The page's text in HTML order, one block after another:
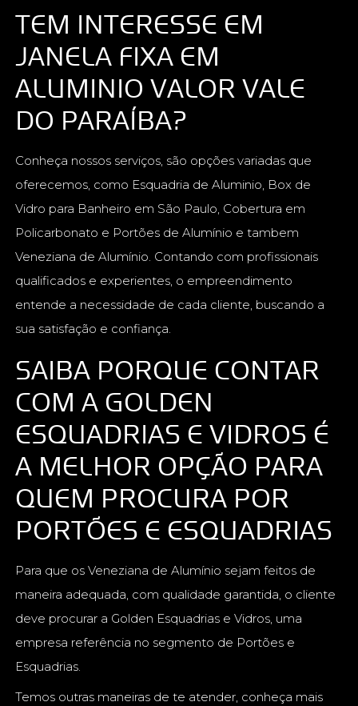
TEM INTERESSE EM
JANELA FIXA EM
ALUMINIO VALOR VALE
DO PARAÍBA?
Conheça nossos serviços, são opções variadas que
oferecemos, como Esquadria de Aluminio, Box de
Vidro para Banheiro em São Paulo, Cobertura em
Policarbonato e Portões de Alumínio e tambem
Veneziana de Alumínio. Contando com profissionais
qualificados e experientes, o empreendimento
entende a necessidade de cada cliente, buscando a
sua satisfação e confiança.
SAIBA PORQUE CONTAR
COM A GOLDEN
ESQUADRIAS E VIDROS É
A MELHOR OPÇÃO PARA
QUEM PROCURA POR
PORTÕES E ESQUADRIAS
Para que os Veneziana de Alumínio sejam feitos de
maneira adequada, com qualidade garantida, o cliente
deve procurar a Golden Esquadrias e Vidros, uma
empresa referência no segmento de Portões e
Esquadrias.
Temos outras maneiras de te atender, conheça mais